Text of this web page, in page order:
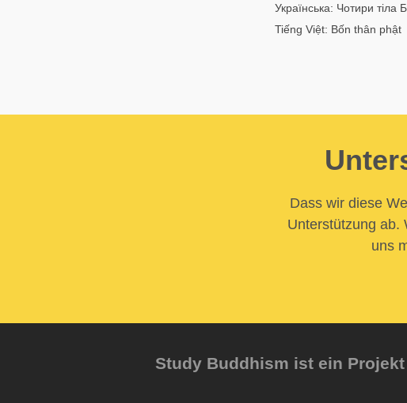
Українська: Чотири тіла
Tiếng Việt: Bốn thân phật
Dass wir diese
Unterstützung ab.
uns
Study Buddhism ist ein